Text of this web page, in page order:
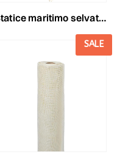
statice maritimo selvatico gr.200 cm.85-90 avorio 25/p
SALE